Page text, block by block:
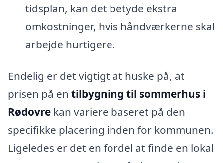
tidsplan, kan det betyde ekstra
omkostninger, hvis håndværkerne skal
arbejde hurtigere.
Endelig er det vigtigt at huske på, at
prisen på en tilbygning til sommerhus i
Rødovre kan variere baseret på den
specifikke placering inden for kommunen.
Ligeledes er det en fordel at finde en lokal